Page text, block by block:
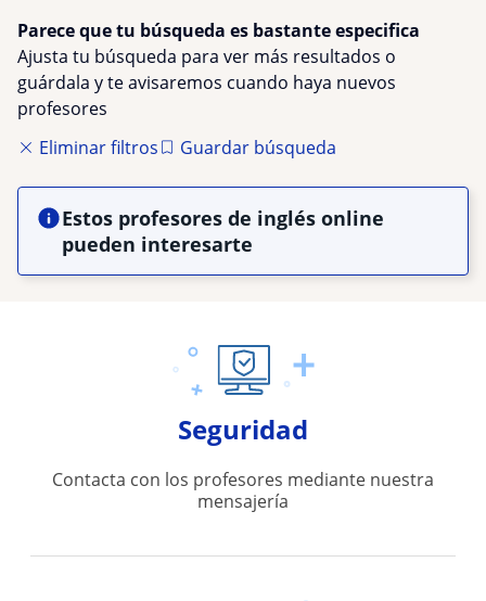
Parece que tu búsqueda es bastante especifica
Ajusta tu búsqueda para ver más resultados o
guárdala y te avisaremos cuando haya nuevos
profesores
Eliminar filtros
Guardar búsqueda
Estos profesores de inglés online
pueden interesarte
Seguridad
Contacta con los profesores mediante nuestra
mensajería